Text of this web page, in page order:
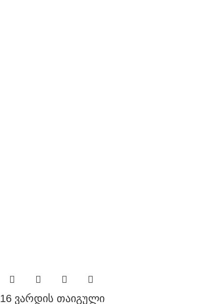
16 ვარდის თაიგული